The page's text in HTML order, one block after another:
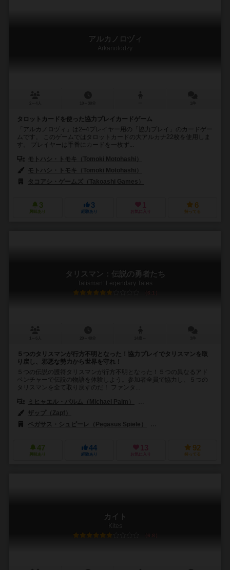
アルカノロヅィ
Arkanolodzy
タロットカードを使った協力プレイカードゲーム
「アルカノロヅィ」は2–4プレイヤー用の「協力プレイ」のカードゲー
ムです。 このゲームではタロットカードの大アルカナ22枚を使用しま
す。 プレイヤーは手番にカードを一枚ず...
モトハシ・トモキ（Tomoki Motohashi）
モトハシ・トモキ（Tomoki Motohashi）
タコアシ・ゲームズ（Takoashi Games）
3
興味あり
3
経験あり
1
お気に入り
6
持ってる
タリスマン：伝説の勇者たち
Talisman: Legendary Tales
6.1
５つのタリスマンが行方不明となった！協力プレイでタリスマンを取
り戻し、邪悪な勢力から世界を守れ！
５つの伝説の護符タリスマンが行方不明となった！５つの異なるアド
ベンチャーで伝説の物語を体験しよう。参加者全員で協力し、５つの
タリスマンを全て取り戻すのだ！ ファンタ...
ミヒャエル・パルム（Michael Palm）
ザップ（Zapf）
ペガサス・シュピーレ（Pegasus Spiele）
47
興味あり
44
経験あり
13
お気に入り
92
持ってる
カイト
Kites
6.8